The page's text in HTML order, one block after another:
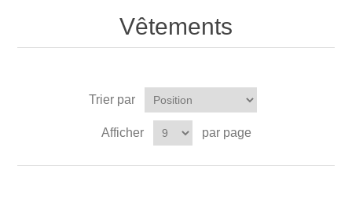
Vêtements
Trier par
Afficher par page